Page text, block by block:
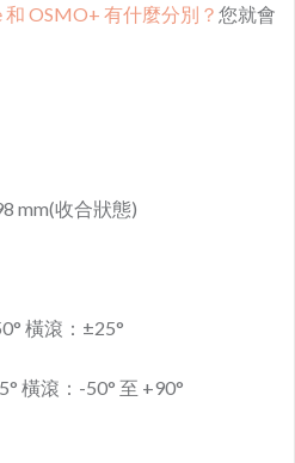
OSMO+ 有什麼分別？ 您就會
mm(收合狀態)
橫滾：±25°
橫滾：-50° 至 +90°